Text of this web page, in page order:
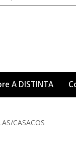
A DISTINTA
CASACOS